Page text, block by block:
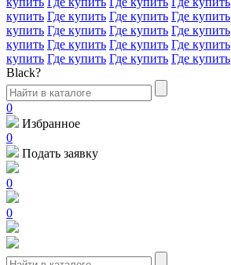
купить Где купить Где купить Где купить
купить Где купить Где купить Где купить
купить Где купить Где купить Где купить
купить Где купить Где купить Где купить
Black?
0
Избранное
0
Подать заявку
0
0